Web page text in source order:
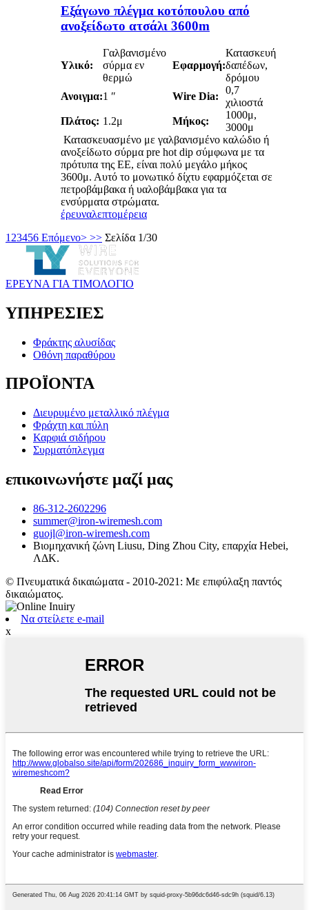
Εξάγωνο πλέγμα κοτόπουλου από
ανοξείδωτο ατσάλι 3600m
Υλικό:
Γαλβανισμένο
σύρμα εν
θερμώ
Εφαρμογή:
Κατασκευή
δαπέδων,
δρόμου
Ανοιγμα:1 ″ Wire Dia:
0,7
χιλιοστά
Πλάτος: 1.2μ Μήκος:
1000μ,
3000μ
Κατασκευασμένο με γαλβανισμένο καλώδιο ή
ανοξείδωτο σύρμα pre hot dip σύμφωνα με τα
πρότυπα της ΕΕ, είναι πολύ μεγάλο μήκος
3600μ. Αυτό το μονωτικό δίχτυ εφαρμόζεται σε
πετροβάμβακα ή υαλοβάμβακα για τα
ενσύρματα στρώματα.
έρευναλεπτομέρεια
1 23456 Επόμενο> >> Σελίδα 1/30
ΕΡΕΥΝΑ ΓΙΑ ΤΙΜΟΛΟΓΙΟ
ΥΠΗΡΕΣΙΕΣ
Φράκτης αλυσίδας
Οθόνη παραθύρου
ΠΡΟΪΟΝΤΑ
Διευρυμένο μεταλλικό πλέγμα
Φράχτη και πύλη
Καρφιά σιδήρου
Συρματόπλεγμα
επικοινωνήστε μαζί μας
86-312-2602296
summer@iron-wiremesh.com
guojl@iron-wiremesh.com
Βιομηχανική ζώνη Liusu, Ding Zhou City, επαρχία Hebei,
ΛΔΚ.
© Πνευματικά δικαιώματα - 2010-2021: Με επιφύλαξη παντός
δικαιώματος.
Να στείλετε e-mail
x